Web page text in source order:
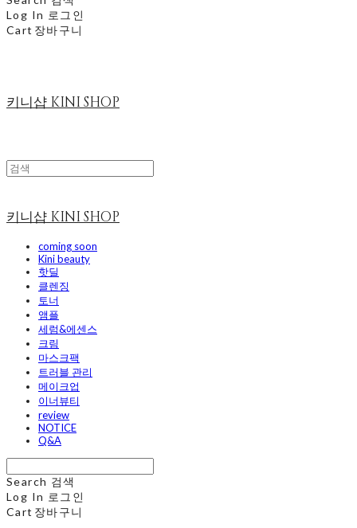
Log In 로그인
Cart 장바구니
키니샵 KINI SHOP
키니샵 KINI SHOP
coming soon
Kini beauty
핫딜
클렌징
토너
앰플
세럼&에센스
크림
마스크팩
트러블 관리
메이크업
이너뷰티
review
NOTICE
Q&A
Search 검색
Log In 로그인
Cart 장바구니